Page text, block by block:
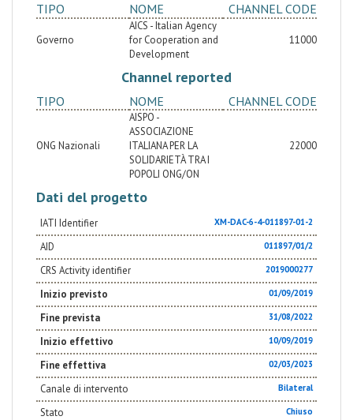
TIPO NOME CHANNEL CODE
Governo
AICS - Italian Agency
for Cooperation and
Development
11000
Channel reported
TIPO NOME CHANNEL CODE
ONG Nazionali
AISPO -
ASSOCIAZIONE
ITALIANA PER LA
SOLIDARIETÀ TRA I
POPOLI ONG/ON
22000
Dati del progetto
IATI Identifier XM-DAC-6-4-011897-01-2
AID 011897/01/2
CRS Activity identifier 2019000277
Inizio previsto 01/09/2019
Fine prevista 31/08/2022
Inizio effettivo 10/09/2019
Fine effettiva 02/03/2023
Canale di intervento Bilateral
Stato Chiuso